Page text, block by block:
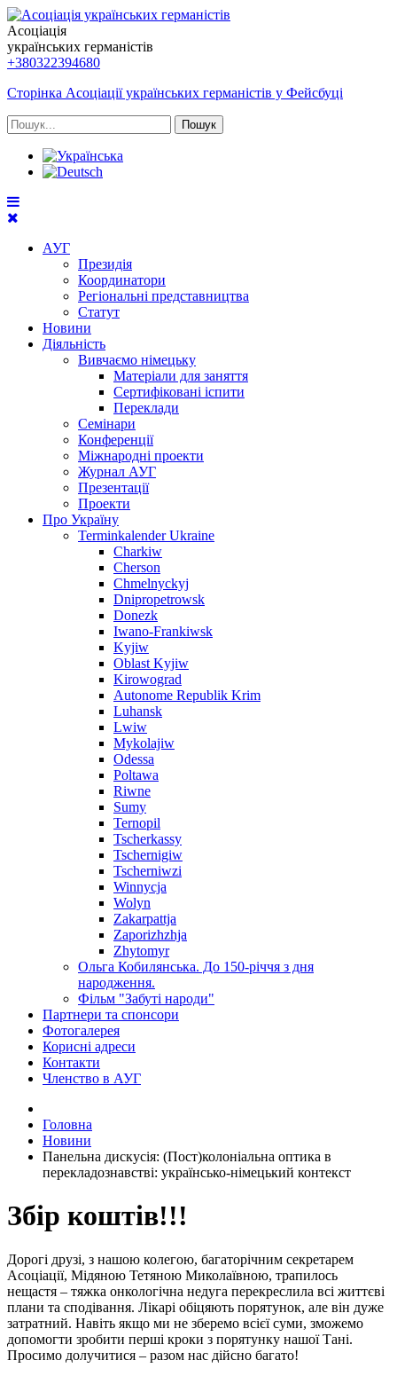
Асоціація
українських германістів
+380322394680
Сторінка Асоціації українських германістів у Фейсбуці
Пошук
АУГ
Президія
Координатори
Регіональні представництва
Статут
Новини
Діяльність
Вивчаємо німецьку
Матеріали для заняття
Сертифіковані іспити
Переклади
Семінари
Конференції
Міжнародні проекти
Журнал АУГ
Презентації
Проекти
Про Україну
Terminkalender Ukraine
Charkiw
Cherson
Chmelnyckyj
Dnipropetrowsk
Donezk
Iwano-Frankiwsk
Kyjiw
Oblast Kyjiw
Kirowograd
Autonome Republik Krim
Luhansk
Lwiw
Mykolajiw
Odessa
Poltawa
Riwne
Sumy
Ternopil
Tscherkassy
Tschernigiw
Tscherniwzi
Winnycja
Wolyn
Zakarpattja
Zaporizhzhja
Zhytomyr
Ольга Кобилянська. До 150-річчя з дня
народження.
Фільм "Забуті народи"
Партнери та спонсори
Фотогалерея
Корисні адреси
Контакти
Членство в АУГ
Головна
Новини
Панельна дискусія: (Пост)колоніальна оптика в
перекладознавстві: українсько-німецький контекст
Збір коштів!!!
Дорогі друзі, з нашою колегою, багаторічним секретарем
Асоціації, Мідяною Тетяною Миколаївною, трапилось
нещастя – тяжка онкологічна недуга перекреслила всі життєві
плани та сподівання. Лікарі обіцяють порятунок, але він дуже
затратний. Навіть якщо ми не зберемо всієї суми, зможемо
допомогти зробити перші кроки з порятунку нашої Тані.
Просимо долучитися – разом нас дійсно багато!